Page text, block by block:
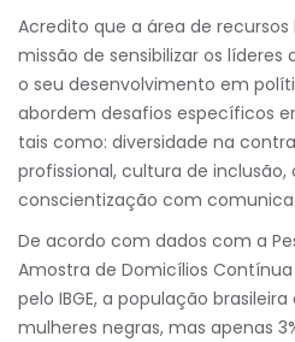
Acredito que a área de
missão de sensibilizar os
o seu desenvolvimento em
abordem desafios específicos
tais como: diversidade na
profissional, cultura de
conscientização com
De acordo com dados com a
Amostra de Domicílios
pelo IBGE, a população
mulheres negras, mas apenas